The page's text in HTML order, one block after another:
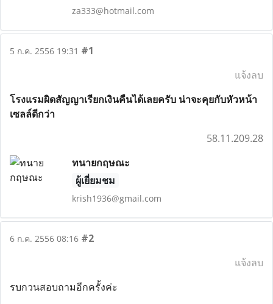
za333@hotmail.com
5 ก.ค. 2556 19:31 #1
แจ้งลบ
โรงแรมผิดสัญญาเรียกเงินคืนได้เลยครับ น่าจะคุยกับหัวหน้า
เซลล์ดีกว่า
58.11.209.28
ทนายกฤษณะ
ผู้เยี่ยมชม
krish1936@gmail.com
6 ก.ค. 2556 08:16 #2
แจ้งลบ
รบกวนสอบถามอีกครั้งค่ะ